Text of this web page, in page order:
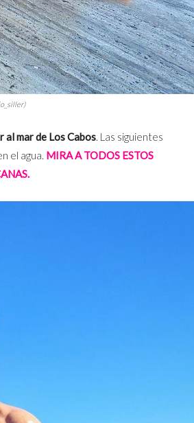
al mar de Los Cabos. Las siguientes
el agua. MIRA A TODOS ESTOS